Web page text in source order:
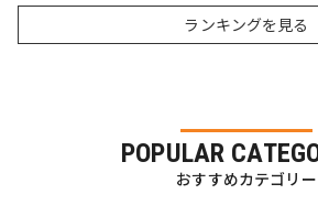
ランキングを見る
POPULAR
おすすめカテゴリー